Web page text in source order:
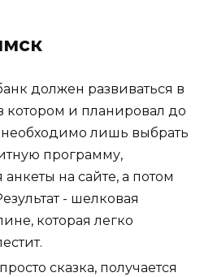
должен развиваться в
котором и планировал до
необходимо лишь выбрать
программу,
на сайте, а потом
- шелковая
которая легко
сказка, получается